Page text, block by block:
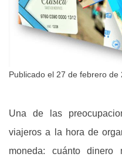
Publicado el 27 de febrero de
Una de las
viajeros a la hora de
moneda: cuánto dinero